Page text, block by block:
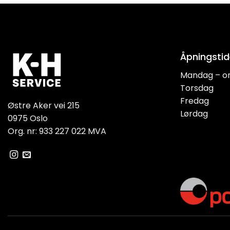
Østre Aker vei 215
0975 Oslo
Org. nr: 933 227 022 MVA
Mandag –
Torsdag
Fredag
Lørdag